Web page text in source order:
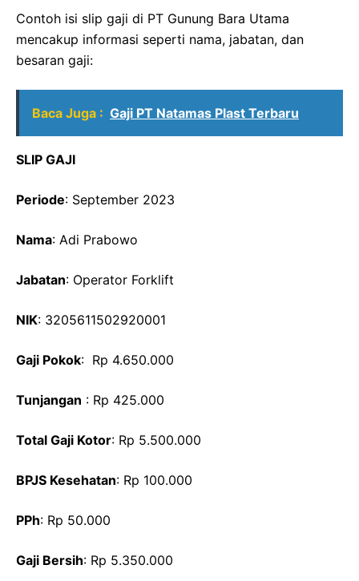
Contoh isi slip gaji di PT Gunung Bara Utama
mencakup informasi seperti nama, jabatan, dan
besaran gaji:
Baca Juga : Gaji PT Natamas Plast Terbaru
SLIP GAJI
Periode: September 2023
Nama: Adi Prabowo
Jabatan: Operator Forklift
NIK: 3205611502920001
Gaji Pokok: Rp 4.650.000
Tunjangan : Rp 425.000
Total Gaji Kotor: Rp 5.500.000
BPJS Kesehatan: Rp 100.000
PPh: Rp 50.000
Gaji Bersih: Rp 5.350.000